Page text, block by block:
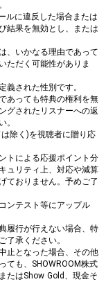
ルに違反した場合または
結果を無効とし、または
、いかなる理由であって
ただく可能性がありま
義された性別です。
あっても特典の権利を無
グされたリスナーへの返
。
除く)を視聴者に贈り応
トによる応援ポイント分
ュリティ上、対応や減算
ておりません。予めご了
ンテスト等にアップル
履行が行えない場合、特
了承ください。
止となった場合、その他
ても、SHOWROOM株式
たはShow Gold、現金そ